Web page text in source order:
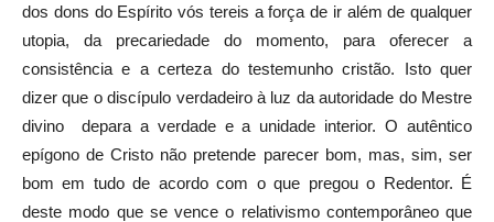
dos dons do Espírito vós tereis a força de ir além de qualquer
utopia, da precariedade do momento, para oferecer a
consistência e a certeza do testemunho cristão. Isto quer
dizer que o discípulo verdadeiro à luz da autoridade do Mestre
divino depara a verdade e a unidade interior. O autêntico
epígono de Cristo não pretende parecer bom, mas, sim, ser
bom em tudo de acordo com o que pregou o Redentor. É
deste modo que se vence o relativismo contemporâneo que